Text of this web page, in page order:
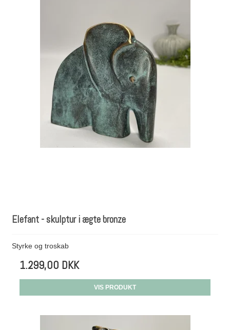
Elefant - skulptur i ægte bronze
Styrke og troskab
1.299,00 DKK
VIS PRODUKT